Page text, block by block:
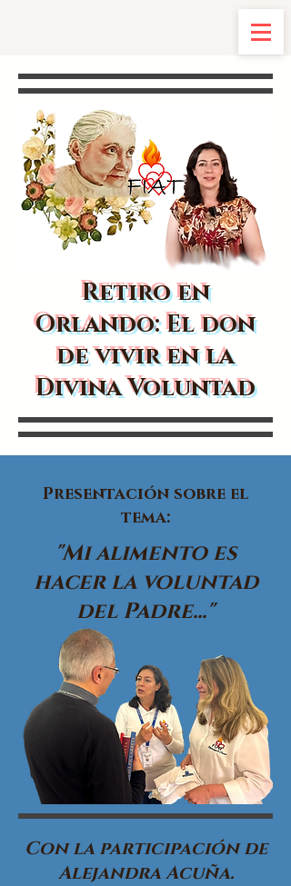
Retiro en
Orlando: El don
de vivir en la
Divina Voluntad
Presentación sobre el
tema:
"Mi alimento es
hacer la voluntad
del Padre..."
Con la participación de
Alejandra Acuña.